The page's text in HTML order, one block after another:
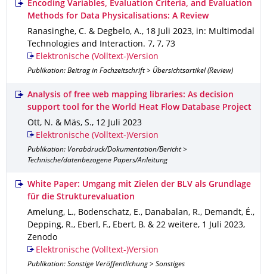
Encoding Variables, Evaluation Criteria, and Evaluation
Methods for Data Physicalisations: A Review
Ranasinghe, C. & Degbelo, A., 18 Juli 2023, in: Multimodal
Technologies and Interaction. 7, 7, 73
Elektronische (Volltext-)Version
Publikation: Beitrag in Fachzeitschrift > Übersichtsartikel (Review)
Analysis of free web mapping libraries: As decision
support tool for the World Heat Flow Database Project
Ott, N. & Mäs, S., 12 Juli 2023
Elektronische (Volltext-)Version
Publikation: Vorabdruck/Dokumentation/Bericht >
Technische/datenbezogene Papers/Anleitung
White Paper: Umgang mit Zielen der BLV als Grundlage
für die Strukturevaluation
Amelung, L., Bodenschatz, E., Danabalan, R., Demandt, É.,
Depping, R., Eberl, F., Ebert, B. & 22 weitere, 1 Juli 2023,
Zenodo
Elektronische (Volltext-)Version
Publikation: Sonstige Veröffentlichung > Sonstiges